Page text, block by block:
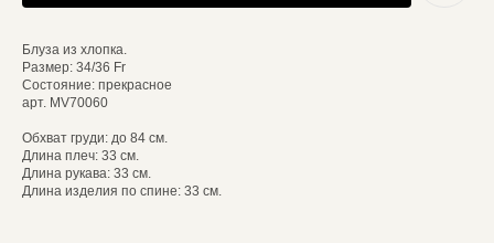
Блуза из хлопка.
Размер: 34/36 Fr
Состояние: прекрасное
арт. MV70060
Обхват груди: до 84 см.
Длина плеч: 33 см.
Длина рукава: 33 см.
Длина изделия по спине: 33 см.